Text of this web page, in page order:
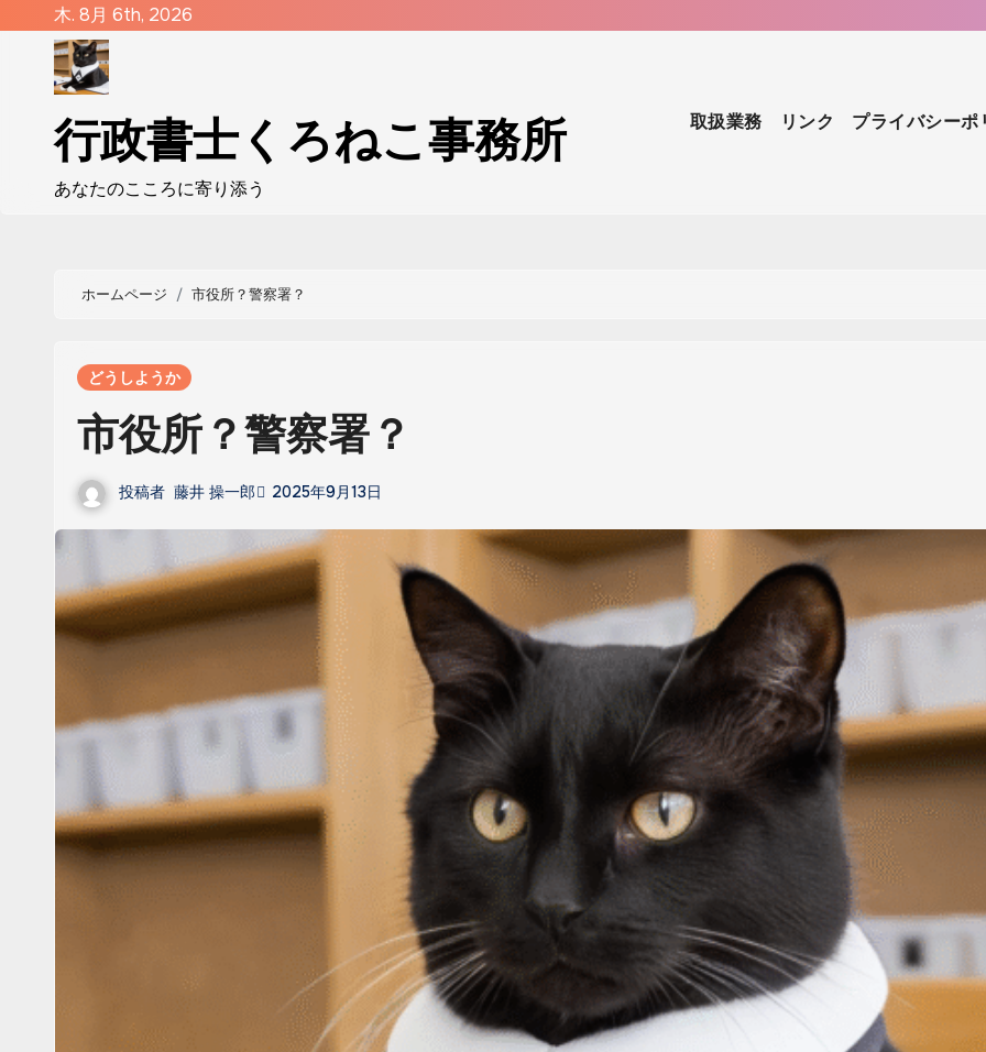
木. 8月 6th, 2026
行政書士くろねこ事務所
あなたのこころに寄り添う
取扱業務 リンク プライバシーポ
ホームページ 市役所？警察署？
どうしようか
市役所？警察署？
投稿者 藤井 操一郎 2025年9月13日